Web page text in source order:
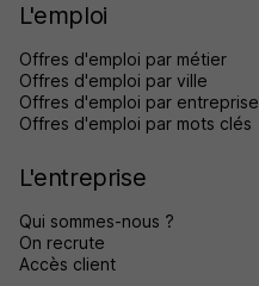
L'emploi
Offres d'emploi par métier
Offres d'emploi par ville
Offres d'emploi par entreprise
Offres d'emploi par mots clés
L'entreprise
Qui sommes-nous ?
On recrute
Accès client